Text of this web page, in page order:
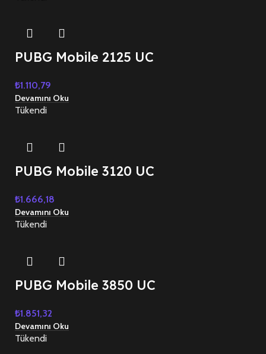
PUBG Mobile 2125 UC
₺1.110,79
Devamını Oku
Tükendi
PUBG Mobile 3120 UC
₺1.666,18
Devamını Oku
Tükendi
PUBG Mobile 3850 UC
₺1.851,32
Devamını Oku
Tükendi